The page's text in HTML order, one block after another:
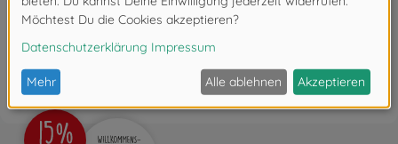
Bewertungen
FAQ